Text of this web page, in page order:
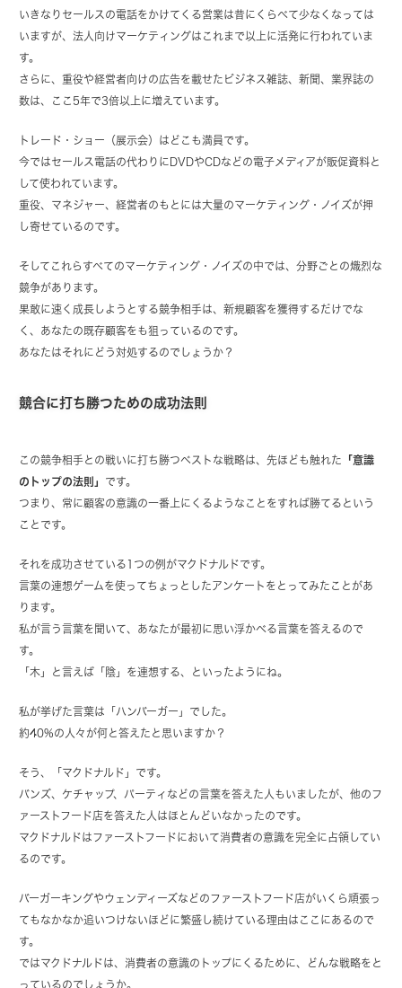
いきなりセールスの電話をかけてくる営業は昔にくらべて少なくなっては
いますが、法人向けマーケティングはこれまで以上に活発に行われていま
す。
さらに、重役や経営者向けの広告を載せたビジネス雑誌、新聞、業界誌の
数は、ここ5年で3倍以上に増えています。
トレード・ショー（展示会）はどこも満員です。
今ではセールス電話の代わりにDVDやCDなどの電子メディアが販促資料と
して使われています。
重役、マネジャー、経営者のもとには大量のマーケティング・ノイズが押
し寄せているのです。
そしてこれらすべてのマーケティング・ノイズの中では、分野ごとの熾烈な
競争があります。
果敢に速く成長しようとする競争相手は、新規顧客を獲得するだけでな
く、あなたの既存顧客をも狙っているのです。
あなたはそれにどう対処するのでしょうか？
競合に打ち勝つための成功法則
この競争相手との戦いに打ち勝つベストな戦略は、先ほども触れた 「意識
のトップの法則」 です。
つまり、 常に顧客の意識の一番上にくるようなことをすれば勝てる という
ことです。
それを成功させている1つの例がマクドナルドです。
言葉の連想ゲームを使ってちょっとしたアンケートをとってみたことがあ
ります。
私が言う言葉を聞いて、あなたが最初に思い浮かべる言葉を答えるので
す。
「木」と言えば「陰」を連想する、といったようにね。
私が挙げた言葉は「ハンバーガー」でした。
約40%の人々が何と答えたと思いますか？
そう、「マクドナルド」です。
バンズ、ケチャップ、パーティなどの言葉を答えた人もいましたが、他のフ
ァーストフード店を答えた人はほとんどいなかったのです。
マクドナルドはファーストフードにおいて消費者の意識を完全に占領してい
るのです。
バーガーキングやウェンディーズなどのファーストフード店がいくら頑張っ
てもなかなか追いつけないほどに繁盛し続けている理由はここにあるので
す。
ではマクドナルドは、消費者の意識のトップにくるために、どんな戦略をと
っているのでしょうか。